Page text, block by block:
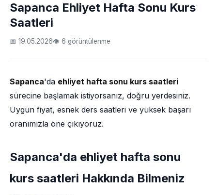
Sapanca Ehliyet Hafta Sonu Kurs
Saatleri
📅 19.05.2026👁 6 görüntülenme
Sapanca'da ehliyet hafta sonu kurs saatleri
sürecine başlamak istiyorsanız, doğru yerdesiniz.
Uygun fiyat, esnek ders saatleri ve yüksek başarı
oranımızla öne çıkıyoruz.
Sapanca'da ehliyet hafta sonu
kurs saatleri Hakkında Bilmeniz